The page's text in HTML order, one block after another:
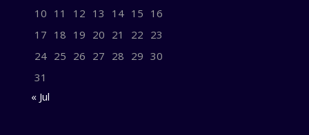
10 11 12 13 14 15 16
17 18 19 20 21 22 23
24 25 26 27 28 29 30
31
« Jul